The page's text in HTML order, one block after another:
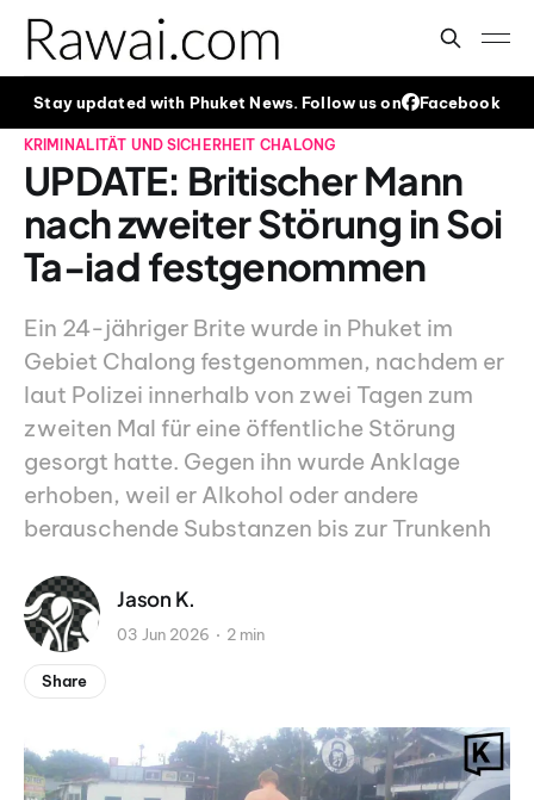
Stay updated with Phuket News. Follow us on Facebook
KRIMINALITÄT UND SICHERHEIT CHALONG
UPDATE: Britischer Mann
nach zweiter Störung in Soi
Ta-iad festgenommen
Ein 24-jähriger Brite wurde in Phuket im
Gebiet Chalong festgenommen, nachdem er
laut Polizei innerhalb von zwei Tagen zum
zweiten Mal für eine öffentliche Störung
gesorgt hatte. Gegen ihn wurde Anklage
erhoben, weil er Alkohol oder andere
berauschende Substanzen bis zur Trunkenh
Jason K.
03 Jun 2026 2 min
Share